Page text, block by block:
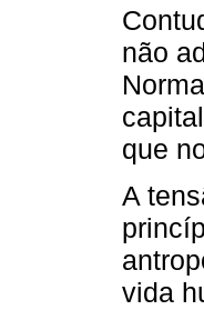
não
que
A
vida